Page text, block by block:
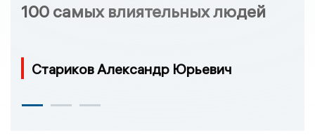
100 самых влиятельных людей
Стариков Александр Юрьевич